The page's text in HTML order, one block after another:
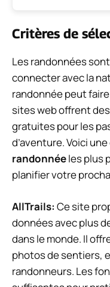
Critères de
Les randonnées
connecter avec la
randonnée peut
sites web offrent
gratuites pour les
d’aventure. Voici une
randonnéeles plus
planifier votre
AllTrails: Ce site
données avec plus
dans le monde. Il
photos de sentiers,
randonneurs. Les